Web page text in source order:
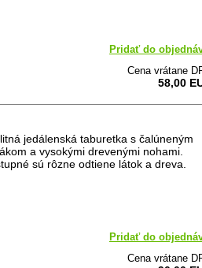
Pridať do
Cena vrátane
58,00
jedálenská taburetka s čalúneným
a vysokými drevenými nohami.
sú rôzne odtiene látok a dreva.
Pridať do
Cena vrátane